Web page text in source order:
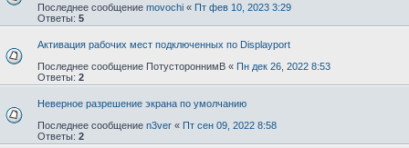
Последнее сообщение movochi « Пт фев 10, 2023 3:29
Ответы: 5
Активация рабочих мест подключенных по Displayport
Последнее сообщение ПотустороннимВ « Пн дек 26, 2022 8:53
Ответы: 2
Неверное разрешение экрана по умолчанию
Последнее сообщение n3ver « Пт сен 09, 2022 8:58
Ответы: 2